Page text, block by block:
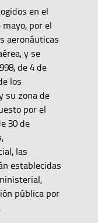
en el
mayo, por el
aeronáuticas
y se
de 4 de
los
su zona de
por el
30 de
las
establecidas
pública por